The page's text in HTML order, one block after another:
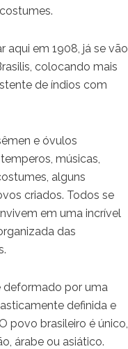
aqui em 1908, já se vão
colocando mais
de índios com
e óvulos
músicas,
alguns
criados. Todos se
em uma incrível
das
deformado por uma
definida e
povo brasileiro é único,
árabe ou asiático.